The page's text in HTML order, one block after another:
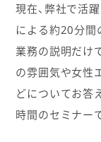
現在、弊社で活
による約20分間
業務の説明だけ
の雰囲気や女性
どについてお答
時間のセミナー